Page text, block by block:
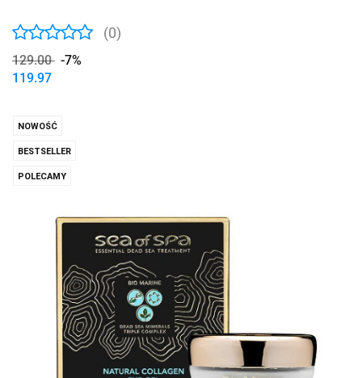
(0)
129.00 -7%
119.97
NOWOŚĆ
BESTSELLER
POLECAMY